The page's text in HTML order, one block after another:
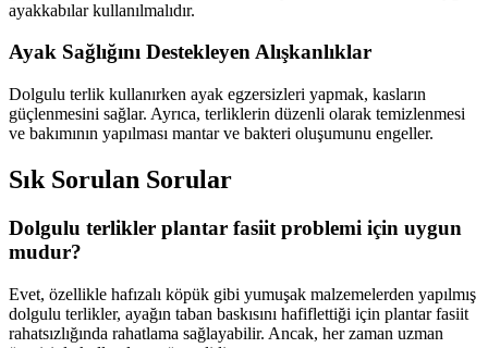
ayakkabılar kullanılmalıdır.
Ayak Sağlığını Destekleyen Alışkanlıklar
Dolgulu terlik kullanırken ayak egzersizleri yapmak, kasların
güçlenmesini sağlar. Ayrıca, terliklerin düzenli olarak temizlenmesi
ve bakımının yapılması mantar ve bakteri oluşumunu engeller.
Sık Sorulan Sorular
Dolgulu terlikler plantar fasiit problemi için uygun
mudur?
Evet, özellikle hafızalı köpük gibi yumuşak malzemelerden yapılmış
dolgulu terlikler, ayağın taban baskısını hafiflettiği için plantar fasiit
rahatsızlığında rahatlama sağlayabilir. Ancak, her zaman uzman